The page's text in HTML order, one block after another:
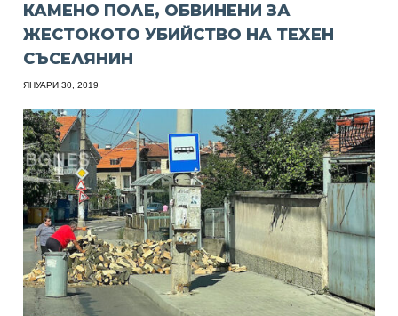
КАМЕНО ПОЛЕ, ОБВИНЕНИ ЗА
ЖЕСТОКОТО УБИЙСТВО НА ТЕХЕН
СЪСЕЛЯНИН
ЯНУАРИ 30, 2019